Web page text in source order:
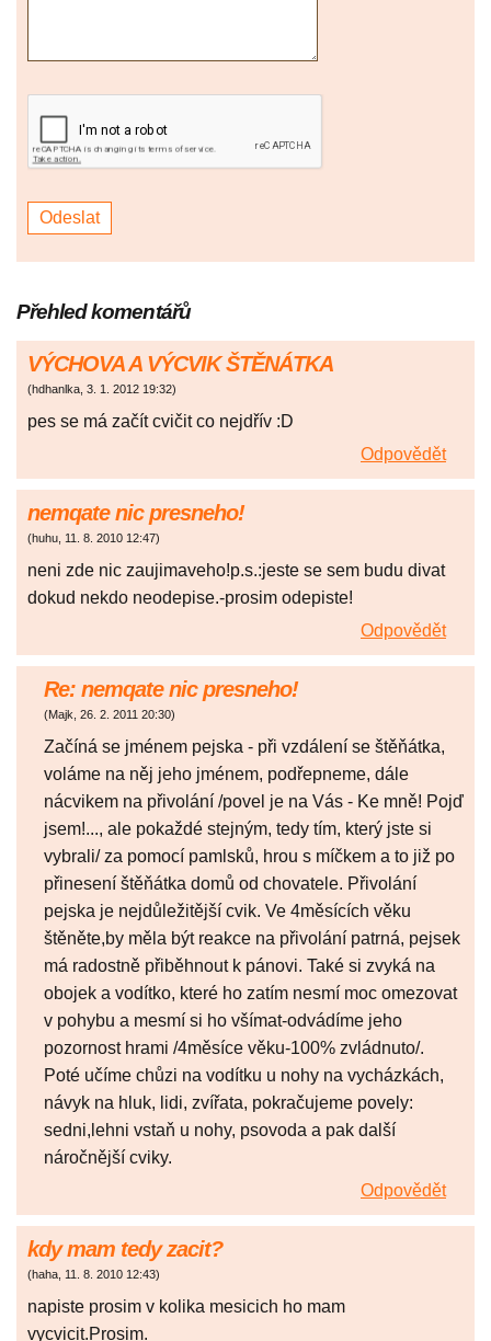
Přehled komentářů
VÝCHOVA A VÝCVIK ŠTĚNÁTKA
(hdhanlka, 3. 1. 2012 19:32)
pes se má začít cvičit co nejdřív :D
Odpovědět
nemqate nic presneho!
(huhu, 11. 8. 2010 12:47)
neni zde nic zaujimaveho!p.s.:jeste se sem budu divat
dokud nekdo neodepise.-prosim odepiste!
Odpovědět
Re: nemqate nic presneho!
(Majk, 26. 2. 2011 20:30)
Začíná se jménem pejska - při vzdálení se štěňátka,
voláme na něj jeho jménem, podřepneme, dále
nácvikem na přivolání /povel je na Vás - Ke mně! Pojď
jsem!..., ale pokaždé stejným, tedy tím, který jste si
vybrali/ za pomocí pamlsků, hrou s míčkem a to již po
přinesení štěňátka domů od chovatele. Přivolání
pejska je nejdůležitější cvik. Ve 4měsících věku
štěněte,by měla být reakce na přivolání patrná, pejsek
má radostně přiběhnout k pánovi. Také si zvyká na
obojek a vodítko, které ho zatím nesmí moc omezovat
v pohybu a mesmí si ho všímat-odvádíme jeho
pozornost hrami /4měsíce věku-100% zvládnuto/.
Poté učíme chůzi na vodítku u nohy na vycházkách,
návyk na hluk, lidi, zvířata, pokračujeme povely:
sedni,lehni vstaň u nohy, psovoda a pak další
náročnější cviky.
Odpovědět
kdy mam tedy zacit?
(haha, 11. 8. 2010 12:43)
napiste prosim v kolika mesicich ho mam
vycvicit.Prosim.